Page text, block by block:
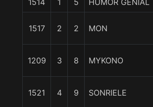
1514 1 5 HUMOR GENIAL
1517 2 2 MON
1209 3 8 MYKONO
1521 4 9 SONRIELE